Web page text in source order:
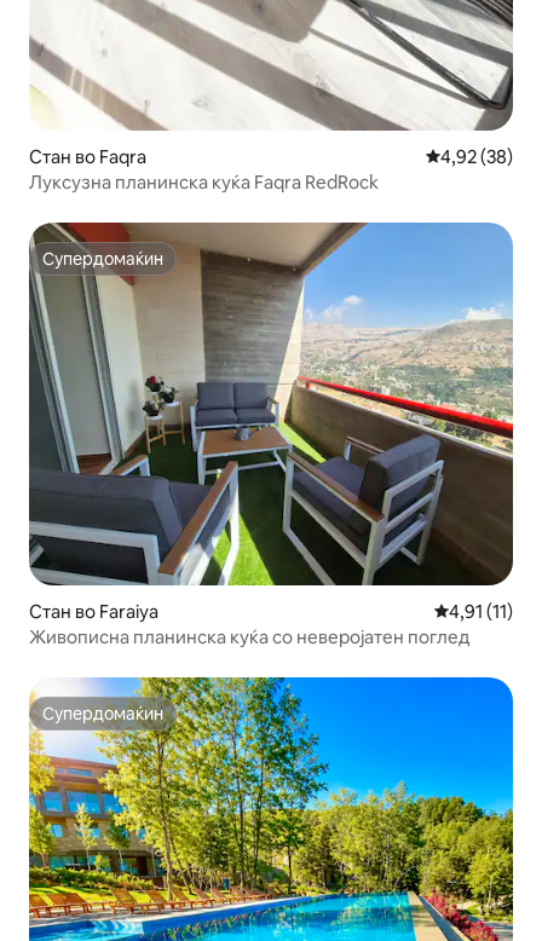
Стан во Faqra Просечна
4,92 (38)
Луксузна планинска куќа Faqra RedRock
Супердомаќин
Супердомаќин
Стан во Faraiya Просечна
4,91 (11)
Живописна планинска куќа со неверојатен поглед
Супердомаќин
Супердомаќин